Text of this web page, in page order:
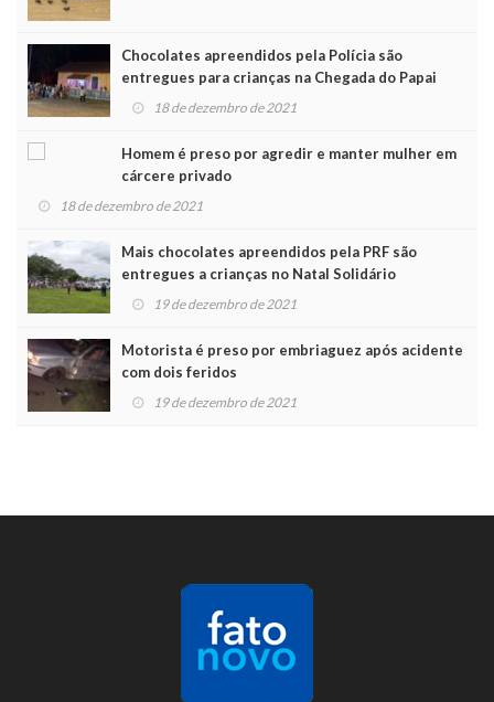
Chocolates apreendidos pela Polícia são
entregues para crianças na Chegada do Papai
Noel 18 de dezembro de 2021
Homem é preso por agredir e manter mulher em
cárcere privado
18 de dezembro de 2021
Mais chocolates apreendidos pela PRF são
entregues a crianças no Natal Solidário
19 de dezembro de 2021
Motorista é preso por embriaguez após acidente
com dois feridos
19 de dezembro de 2021